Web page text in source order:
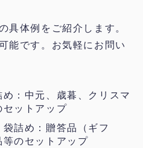
具体例をご紹介します。
能です。お気軽にお問い
：中元、歳暮、クリスマ
ットアップ
詰め：贈答品（ギフ
等のセットアップ